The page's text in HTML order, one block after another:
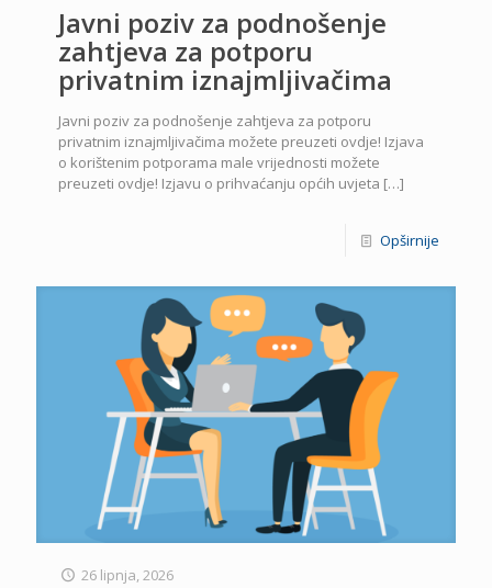
Javni poziv za podnošenje
zahtjeva za potporu
privatnim iznajmljivačima
Javni poziv za podnošenje zahtjeva za potporu
privatnim iznajmljivačima možete preuzeti ovdje! Izjava
o korištenim potporama male vrijednosti možete
preuzeti ovdje! Izjavu o prihvaćanju općih uvjeta […]
Opširnije
26 lipnja, 2026